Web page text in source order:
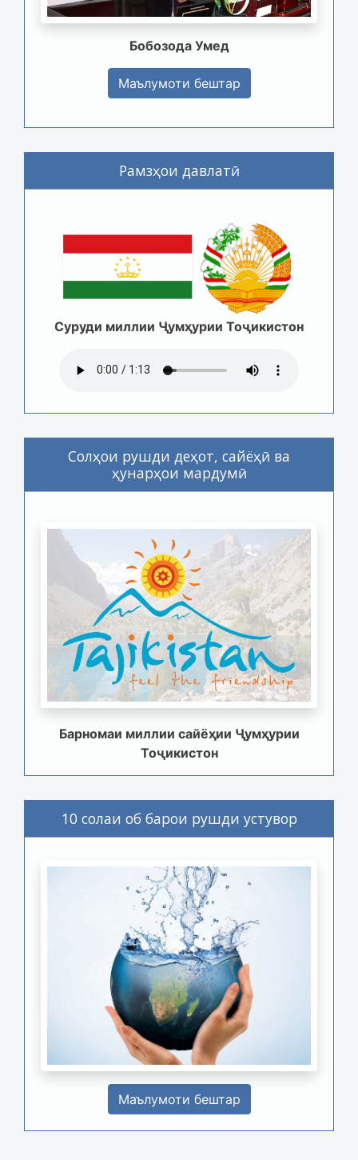
Бобозода Умед
Маълумоти бештар
Рамзҳои давлатӣ
Суруди миллии Ҷумҳурии Тоҷикистон
Солҳои рушди деҳот, сайёҳӣ ва
ҳунарҳои мардумӣ
Барномаи миллии сайёҳии Ҷумҳурии
Тоҷикистон
10 солаи об барои рушди устувор
Маълумоти бештар